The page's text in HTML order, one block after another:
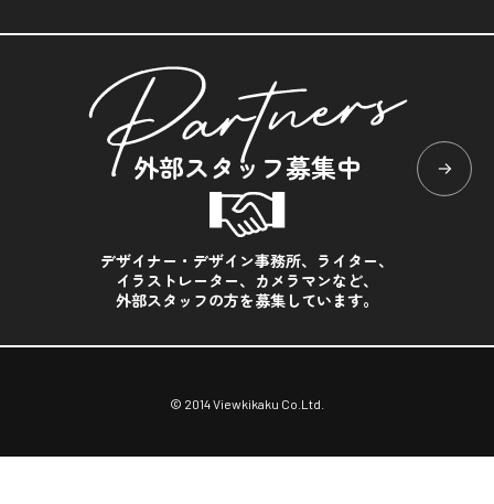
外部スタッフ募集中
デザイナー・デザイン事務所、ライター、
イラストレーター、カメラマンなど、
外部スタッフの方を募集しています。
© 2014 Viewkikaku Co.Ltd.